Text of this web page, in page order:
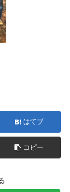
はてブ
コピー